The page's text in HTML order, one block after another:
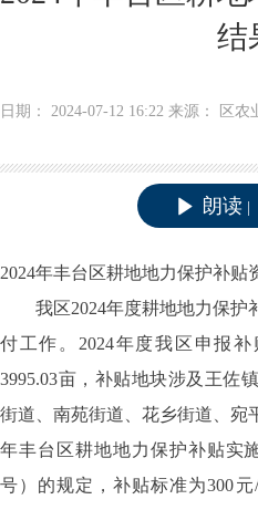
结
日期： 2024-07-12 16:22 来源： 区农
朗读
2024年丰台区耕地地力保护补贴
我区2024年度耕地地力保护
付工作。2024年度我区申报
3995.03亩，补贴地块涉及王佐
街道、南苑街道、花乡街道、宛
年丰台区耕地地力保护补贴实
号）的规定，补贴标准为300